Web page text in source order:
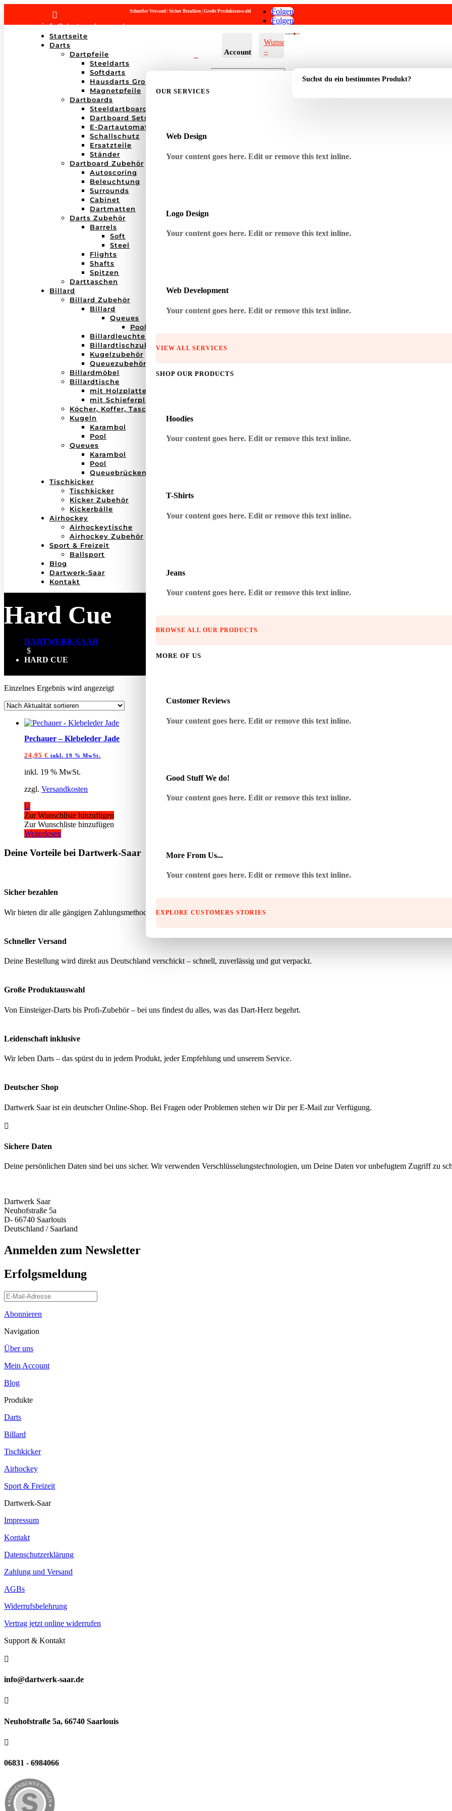

info@dartwerk-saar.de
Schneller Versand | Sicher Bezahlen | Große Produktauswahl
Folgen
Folgen
Startseite
Darts
Dartpfeile
Steeldarts
Softdarts
Hausdarts Großboxen
Magnetpfeile
Dartboards
Steeldartboards
Dartboard Sets
E-Dartautomaten
Schallschutz
Ersatzteile
Ständer
Dartboard Zubehör
Autoscoring
Beleuchtung
Surrounds
Cabinet
Dartmatten
Darts Zubehör
Barrels
Soft
Steel
Flights
Shafts
Spitzen
Darttaschen
Billard
Billard Zubehör
Billard
Queues
Pool
Billardleuchten
Billardtischzubehör
Kugelzubehör
Queuezubehör
Billardmöbel
Billardtische
mit Holzplatte
mit Schieferplatte
Köcher, Koffer, Taschen
Kugeln
Karambol
Pool
Queues
Karambol
Pool
Queuebrücken
Tischkicker
Tischkicker
Kicker Zubehör
Kickerbälle
Airhockey
Airhockeytische
Airhockey Zubehör
Sport & Freizeit
Ballsport
Blog
Dartwerk-Saar
Kontakt
search
Account
Wunschliste
–
Warenkorb 0 0,00 €
Suchst du ein bestimmtes Produkt?
OUR SERVICES
Web Design
Your content goes here. Edit or remove this text inline.
Logo Design
Your content goes here. Edit or remove this text inline.
Web Development
Your content goes here. Edit or remove this text inline.
VIEW ALL SERVICES
SHOP OUR PRODUCTS
Hoodies
Your content goes here. Edit or remove this text inline.
T-Shirts
Your content goes here. Edit or remove this text inline.
Jeans
Your content goes here. Edit or remove this text inline.
BROWSE ALL OUR PRODUCTS
MORE OF US
Customer Reviews
Your content goes here. Edit or remove this text inline.
Good Stuff We do!
Your content goes here. Edit or remove this text inline.
More From Us...
Your content goes here. Edit or remove this text inline.
EXPLORE CUSTOMERS STORIES
Hard Cue
DARTWERK-SAAR
$
HARD CUE
Einzelnes Ergebnis wird angezeigt
Pechauer – Klebeleder Jade
24,95 € inkl. 19 % MwSt.
inkl. 19 % MwSt.
zzgl. Versandkosten
U
Zur Wunschliste hinzufügen
Zur Wunschliste hinzufügen
Weiterlesen
Deine Vorteile bei Dartwerk-Saar
Sicher bezahlen
Wir bieten dir alle gängigen Zahlungsmethoden über geprüfte, sichere Anbieter – ohne Risiko.
Schneller Versand
Deine Bestellung wird direkt aus Deutschland verschickt – schnell, zuverlässig und gut verpackt.
Große Produktauswahl
Von Einsteiger-Darts bis Profi-Zubehör – bei uns findest du alles, was das Dart-Herz begehrt.
Leidenschaft inklusive
Wir leben Darts – das spürst du in jedem Produkt, jeder Empfehlung und unserem Service.
Deutscher Shop
Dartwerk Saar ist ein deutscher Online-Shop. Bei Fragen oder Problemen stehen wir Dir per E-Mail zur Verfügung.

Sichere Daten
Deine persönlichen Daten sind bei uns sicher. Wir verwenden Verschlüsselungstechnologien, um Deine Daten vor unbefugtem Zugriff zu
Dartwerk Saar
Neuhofstraße 5a
D- 66740 Saarlouis
Deutschland / Saarland
Anmelden zum Newsletter
Erfolgsmeldung
Abonnieren
Navigation
Über uns
Mein Account
Blog
Produkte
Darts
Billard
Tischkicker
Airhockey
Sport & Freizeit
Dartwerk-Saar
Impressum
Kontakt
Datenschutzerklärung
Zahlung und Versand
AGBs
Widerrufsbelehrung
Vertrag jetzt online widerrufen
Support & Kontakt

info@dartwerk-saar.de

Neuhofstraße 5a, 66740 Saarlouis

06831 - 6984066